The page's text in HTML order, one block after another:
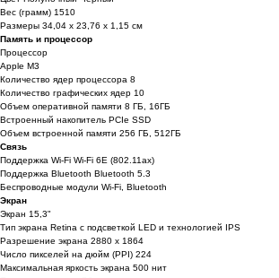
Вес (грамм) 1510
Размеры 34,04 x 23,76 x 1,15 см
Память и процессор
Процессор
Apple M3
Количество ядер процессора 8
Количество графических ядер 10
Объем оперативной памяти 8 ГБ, 16ГБ
Встроенный накопитель PCIe SSD
Объем встроенной памяти 256 ГБ, 512ГБ
Связь
Поддержка Wi-Fi Wi-Fi 6E (802.11ax)
Поддержка Bluetooth Bluetooth 5.3
Беспроводные модули Wi-Fi, Bluetooth
Экран
Экран 15,3"
Тип экрана Retina с подсветкой LED и технологией IPS
Разрешение экрана 2880 x 1864
Число пикселей на дюйм (PPI) 224
Максимальная яркость экрана 500 нит